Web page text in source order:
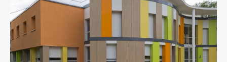
Équipement Public Fluides Ingenierie TCE Structure
Sûreté Sécurité